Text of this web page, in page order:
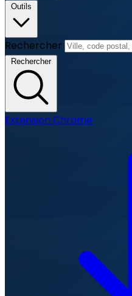
Outils
Rechercher
Rechercher
Extension Chrome